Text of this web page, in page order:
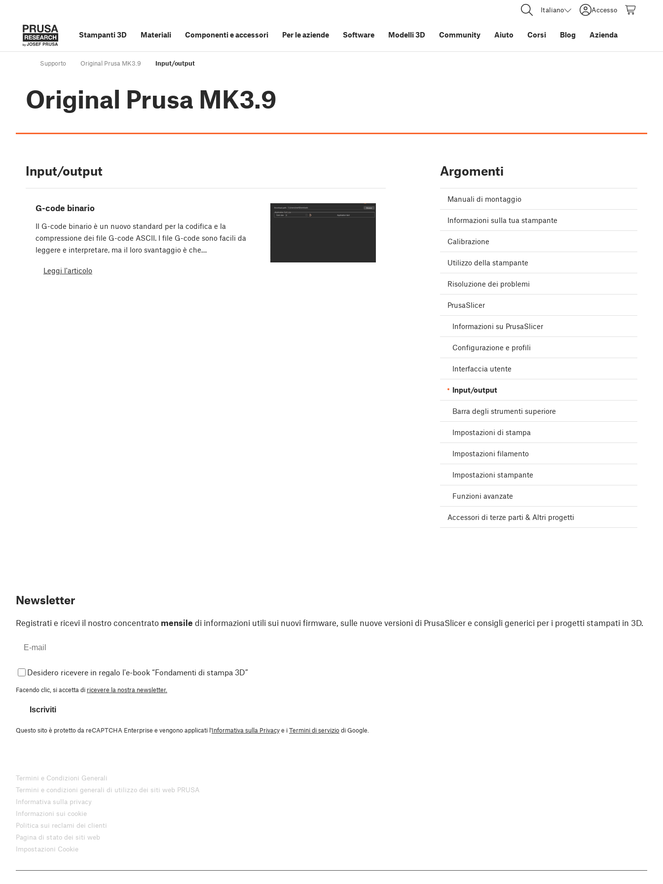
Italiano Accesso
Stampanti 3D Materiali Componenti e accessori Per le aziende Software Modelli 3D Community Aiuto Corsi Blog Azienda
Supporto Original Prusa MK3.9 Input/output
Original Prusa MK3.9
Input/output
G-code binario
Il G-code binario è un nuovo standard per la codifica e la
compressione dei file G-code ASCII. I file G-code sono facili da
leggere e interpretare, ma il loro svantaggio è che…
Leggi l'articolo
Argomenti
Manuali di montaggio
Informazioni sulla tua stampante
Calibrazione
Utilizzo della stampante
Risoluzione dei problemi
PrusaSlicer
Informazioni su PrusaSlicer
Configurazione e profili
Interfaccia utente
Input/output
Barra degli strumenti superiore
Impostazioni di stampa
Impostazioni filamento
Impostazioni stampante
Funzioni avanzate
Accessori di terze parti & Altri progetti
Newsletter
Registrati e ricevi il nostro concentrato mensile di informazioni utili sui nuovi firmware, sulle nuove versioni di PrusaSlicer e consigli generici per i progetti stampati in 3D.
Desidero ricevere in regalo l'e-book “Fondamenti di stampa 3D”
Facendo clic, si accetta di ricevere la nostra newsletter.
Iscriviti
Questo sito è protetto da reCAPTCHA Enterprise e vengono applicati l'Informativa sulla Privacye iTermini di serviziodi Google.
Termini e Condizioni Generali
Termini e condizioni generali di utilizzo dei siti web PRUSA
Informativa sulla privacy
Informazioni sui cookie
Politica sui reclami dei clienti
Pagina di stato dei siti web
Impostazioni Cookie